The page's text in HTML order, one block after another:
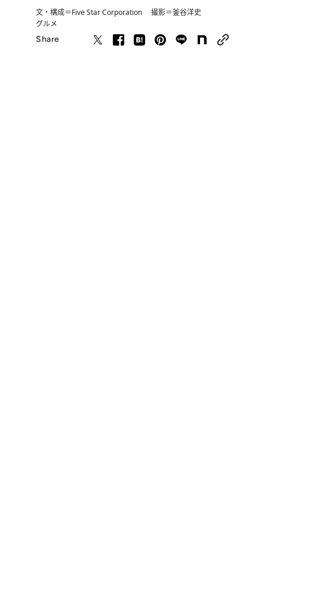
文・構成＝Five Star Corporation 撮影＝釜谷洋史
グルメ
Share